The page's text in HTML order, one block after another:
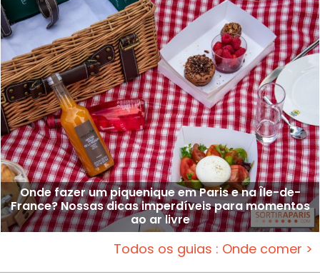
Onde fazer um piquenique em Paris e na Île-de-
France? Nossas dicas imperdíveis para momentos
ao ar livre
Todos os guias : Onde comer >